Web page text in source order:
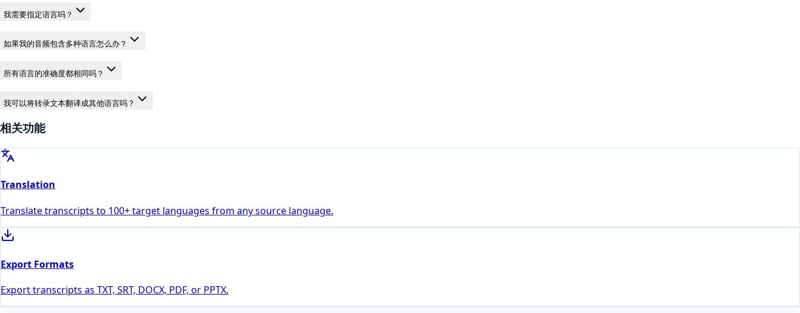
我需要指定语言吗？
如果我的音频包含多种语言怎么办？
所有语言的准确度都相同吗？
我可以将转录文本翻译成其他语言吗？
相关功能
Translation
Translate transcripts to 100+ target languages from any source language.
Export Formats
Export transcripts as TXT, SRT, DOCX, PDF, or PPTX.